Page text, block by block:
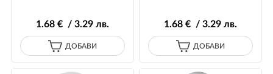
1.68€ / 3.29лв.
ДОБАВИ
1.68 € / 3.29 лв.
ДОБАВИ